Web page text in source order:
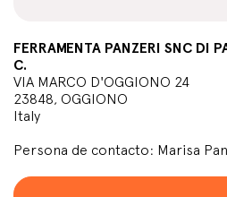
FERRAMENTA PANZERI SNC DI
C.
VIA MARCO D'OGGIONO 24
23848, OGGIONO
Italy
Persona de contacto: Marisa